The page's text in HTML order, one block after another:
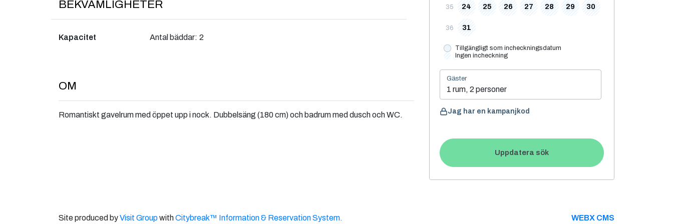
BEKVÄMLIGHETER
Kapacitet Antal bäddar: 2
OM
Romantiskt gavelrum med öppet upp i nock. Dubbelsäng (180 cm) och badrum med dusch och WC.
35 24 25 26 27 28 29 30
36 31
Tillgängligt som incheckningsdatum
Ingen incheckning
Gäster
1 rum, 2 personer
Jag har en kampanjkod
Uppdatera sök
Site produced byVisit GroupwithCitybreak™ Information & Reservation System. WEBX CMS